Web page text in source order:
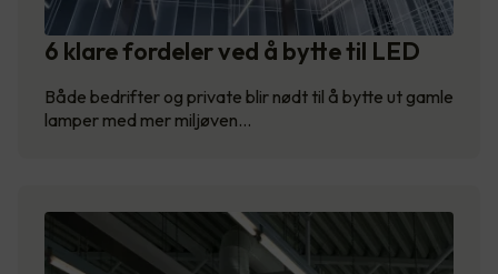
6 klare fordeler ved å bytte til LED
Både bedrifter og private blir nødt til å bytte ut gamle
lamper med mer miljøven…